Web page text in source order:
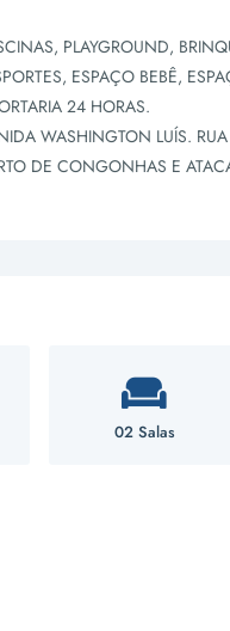
PLAYGROUND,
ESPAÇO BEBÊ,
24 HORAS.
WASHINGTON LUÍS.
DE CONGONHAS E
02 Salas